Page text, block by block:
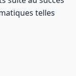
telles